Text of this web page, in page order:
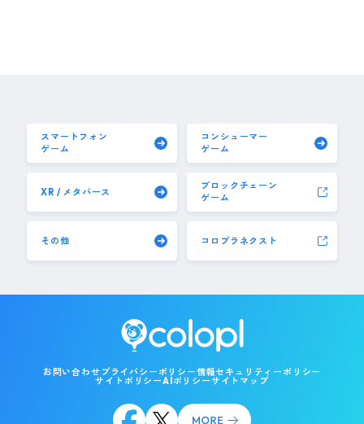
スマートフォン
ゲーム
コンシューマー
ゲーム
XR / メタバース
ブロックチェーン
ゲーム
その他 コロプラネクスト
お問い合わせ プライバシーポリシー情報セキュリティーポリシー
サイトポリシーAIポリシーサイトマップ